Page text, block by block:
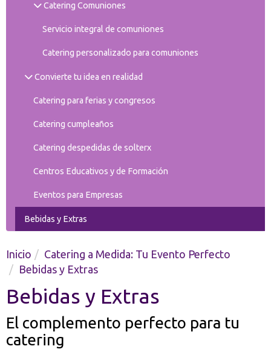
Catering Comuniones
Servicio integral de comuniones
Catering personalizado para comuniones
Convierte tu idea en realidad
Catering para ferias y congresos
Catering cumpleaños
Catering despedidas de solterx
Centros Educativos y de Formación
Eventos para Empresas
Bebidas y Extras
Inicio
Catering a Medida: Tu Evento Perfecto
Bebidas y Extras
Bebidas y Extras
El complemento perfecto para tu
catering